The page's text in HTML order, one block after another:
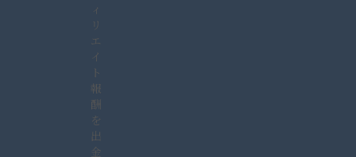
ィ
リ
エ
イ
ト
報
酬
を
出
金